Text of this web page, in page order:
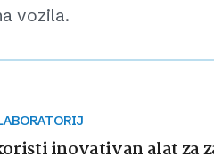
vozila.
inovativan alat za